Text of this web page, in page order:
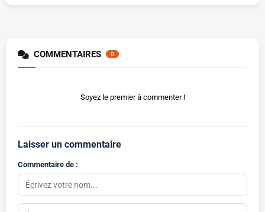
COMMENTAIRES 0
Soyez le premier à commenter !
Laisser un commentaire
Commentaire de :